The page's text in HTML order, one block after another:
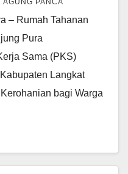
AGUNG PANCA
– Rumah Tahanan
Pura
Sama (PKS)
Langkat
bagi Warga